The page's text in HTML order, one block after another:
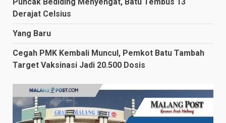
Derajat Celsius
Yang Baru
Cegah PMK Kembali Muncul, Pemkot Batu Tambah
Target Vaksinasi Jadi 20.500 Dosis